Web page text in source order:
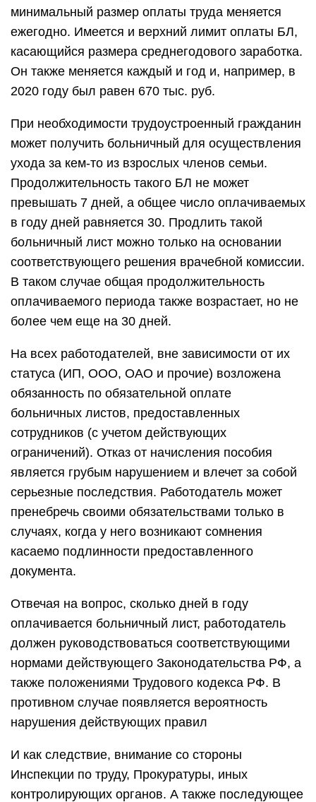
минимальный размер оплаты труда меняется
ежегодно. Имеется и верхний лимит оплаты БЛ,
касающийся размера среднегодового заработка.
Он также меняется каждый и год и, например, в
2020 году был равен 670 тыс. руб.
При необходимости трудоустроенный гражданин
может получить больничный для осуществления
ухода за кем-то из взрослых членов семьи.
Продолжительность такого БЛ не может
превышать 7 дней, а общее число оплачиваемых
в году дней равняется 30. Продлить такой
больничный лист можно только на основании
соответствующего решения врачебной комиссии.
В таком случае общая продолжительность
оплачиваемого периода также возрастает, но не
более чем еще на 30 дней.
На всех работодателей, вне зависимости от их
статуса (ИП, ООО, ОАО и прочие) возложена
обязанность по обязательной оплате
больничных листов, предоставленных
сотрудников (с учетом действующих
ограничений). Отказ от начисления пособия
является грубым нарушением и влечет за собой
серьезные последствия. Работодатель может
пренебречь своими обязательствами только в
случаях, когда у него возникают сомнения
касаемо подлинности предоставленного
документа.
Отвечая на вопрос, сколько дней в году
оплачивается больничный лист, работодатель
должен руководствоваться соответствующими
нормами действующего Законодательства РФ, а
также положениями Трудового кодекса РФ. В
противном случае появляется вероятность
нарушения действующих правил
И как следствие, внимание со стороны
Инспекции по труду, Прокуратуры, иных
контролирующих органов. А также последующее